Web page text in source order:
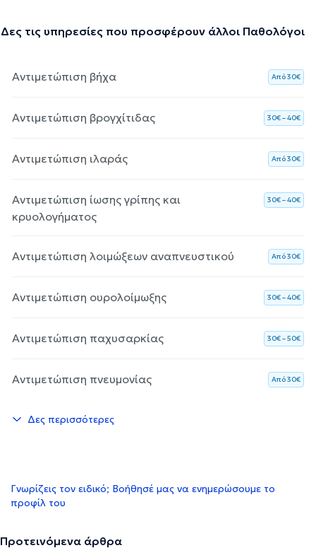
Δες τις υπηρεσίες που προσφέρουν άλλοι Παθολόγοι
Αντιμετώπιση βήχα Aπό 30€
Αντιμετώπιση βρογχίτιδας 30€ – 40€
Αντιμετώπιση ιλαράς Aπό 30€
Αντιμετώπιση ίωσης γρίπης και
κρυολογήματος
30€ – 40€
Αντιμετώπιση λοιμώξεων αναπνευστικού Aπό 30€
Αντιμετώπιση ουρολοίμωξης 30€ – 40€
Αντιμετώπιση παχυσαρκίας 30€ – 50€
Αντιμετώπιση πνευμονίας Aπό 30€
Δες περισσότερες
Γνωρίζεις τον ειδικό; Βοήθησέ μας να ενημερώσουμε το
προφίλ του
Προτεινόμενα άρθρα